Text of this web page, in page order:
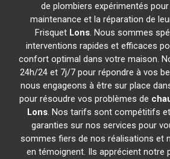
de plombiers expérimentés
maintenance et la réparation de
Frisquet Lons. Nous sommes
interventions rapides et efficaces
confort optimal dans votre maison.
24h/24 et 7j/7 pour répondre à vos
nous engageons à être sur place
pour résoudre vos problèmes de
Lons. Nos tarifs sont compétitifs
garanties sur nos services pour
sommes fiers de nos réalisations et
en témoignent. Ils apprécient notre